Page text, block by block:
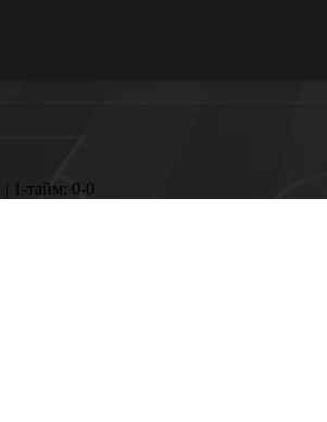
| 1-тайм: 0-0